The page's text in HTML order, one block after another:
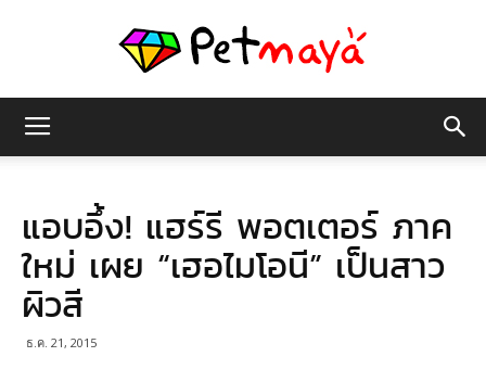
มายา
แอบอึ้ง! แฮร์รี พอตเตอร์ ภาค
ใหม่ เผย “เฮอไมโอนี” เป็นสาว
ผิวสี
ธ.ค. 21, 2015